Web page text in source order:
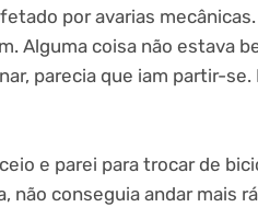
por avarias
Alguma coisa não estava
parecia que iam partir-
e parei para trocar de
não conseguia andar mais